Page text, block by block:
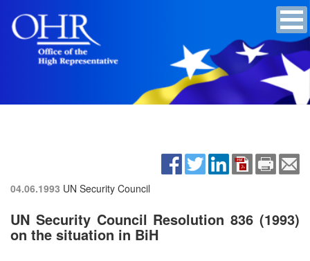
04.06.1993 UN Security Council
UN Security Council Resolution 836 (1993)
on the situation in BiH